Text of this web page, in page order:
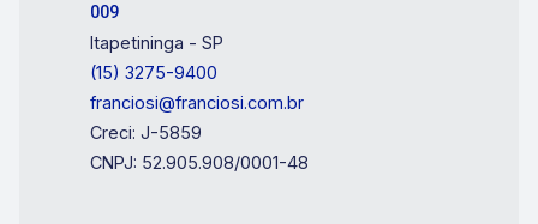
009
Itapetininga - SP
(15) 3275-9400
franciosi@franciosi.com.br
Creci: J-5859
CNPJ: 52.905.908/0001-48